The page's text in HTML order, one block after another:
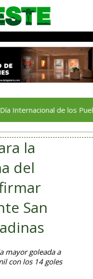
de los Pueblos
la
del
San
mayor goleada a
con los 14 goles